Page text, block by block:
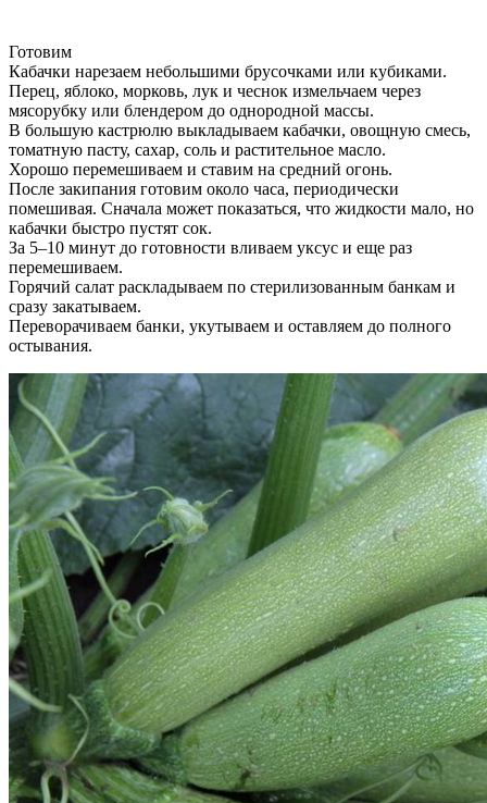
Готовим
Кабачки нарезаем небольшими брусочками или кубиками.
Перец, яблоко, морковь, лук и чеснок измельчаем через
мясорубку или блендером до однородной массы.
В большую кастрюлю выкладываем кабачки, овощную смесь,
томатную пасту, сахар, соль и растительное масло.
Хорошо перемешиваем и ставим на средний огонь.
После закипания готовим около часа, периодически
помешивая. Сначала может показаться, что жидкости мало, но
кабачки быстро пустят сок.
За 5–10 минут до готовности вливаем уксус и еще раз
перемешиваем.
Горячий салат раскладываем по стерилизованным банкам и
сразу закатываем.
Переворачиваем банки, укутываем и оставляем до полного
остывания.